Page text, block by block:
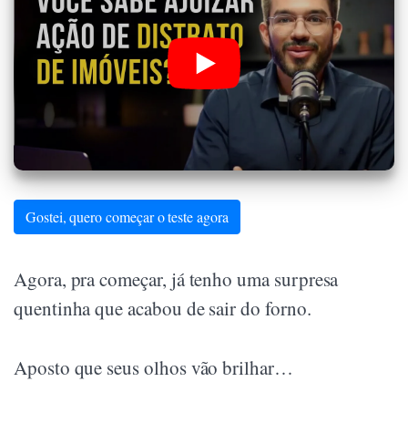
Gostei, quero começar o teste agora
Agora, pra começar, já tenho uma surpresa
quentinha que acabou de sair do forno.
Aposto que seus olhos vão brilhar…